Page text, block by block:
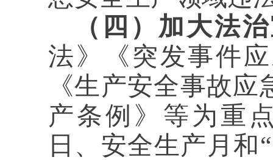
（四）加大法
法》《突发事件
《生产安全事故
产条例》等为重
日、安全生产月和